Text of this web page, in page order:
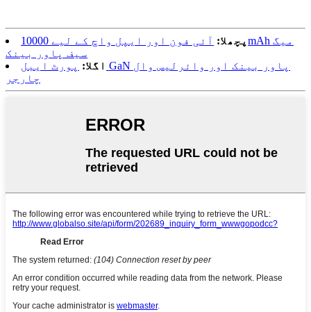
پچھلا:
آئی فون اور ایپل واچ کے لیے 10000mAh میگ
سیف پاور بینک
اگلا: پورٹ ایبل GaN پاور بینک اور وائرلیس وال
چارجر